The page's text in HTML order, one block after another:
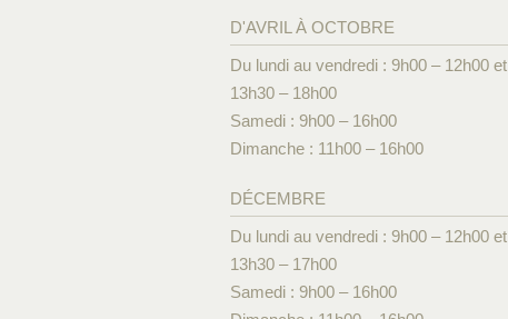
D'AVRIL À OCTOBRE
Du lundi au vendredi : 9h00 – 12h00 et
13h30 – 18h00
Samedi : 9h00 – 16h00
Dimanche : 11h00 – 16h00
DÉCEMBRE
Du lundi au vendredi : 9h00 – 12h00 et
13h30 – 17h00
Samedi : 9h00 – 16h00